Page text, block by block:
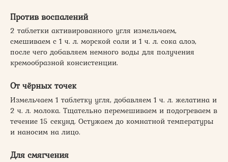
Против воспалений
2 таблетки активированного угля измельчаем,
смешиваем с 1 ч. л. морской соли и 1 ч. л. сока алоэ,
после чего добавляем немного воды для получения
кремообразной консистенции.
От чёрных точек
Измельчаем 1 таблетку угля, добавляем 1 ч. л. желатина и
2 ч. л. молока. Тщательно перемешиваем и подогреваем в
течение 15 секунд. Остужаем до комнатной температуры
и наносим на лицо.
Для смягчения